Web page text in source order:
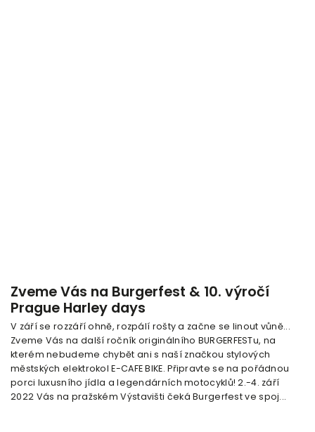
Zveme Vás na Burgerfest & 10. výročí
Prague Harley days
V září se rozzáří ohně, rozpálí rošty a začne se linout vůně...
Zveme Vás na další ročník originálního BURGERFESTu, na
kterém nebudeme chybět ani s naší značkou stylových
městských elektrokol E-CAFE BIKE. Připravte se na pořádnou
porci luxusního jídla a legendárních motocyklů! 2.-4. září
2022 Vás na pražském Výstavišti čeká Burgerfest ve spoj...